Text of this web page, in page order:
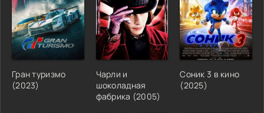
Гран туризмо
(2023)
Чарли и
шоколадная
фабрика (2005)
Соник 3 в кино
(2025)